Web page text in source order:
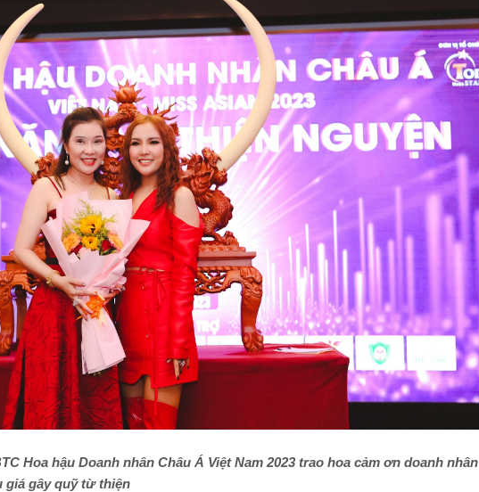
Hoa hậu Doanh nhân Châu Á Việt Nam 2023 trao hoa cảm ơn doanh nhân
giá gây quỹ từ thiện